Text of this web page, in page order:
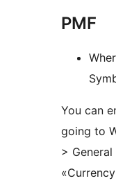
PMF
You can
going to
>